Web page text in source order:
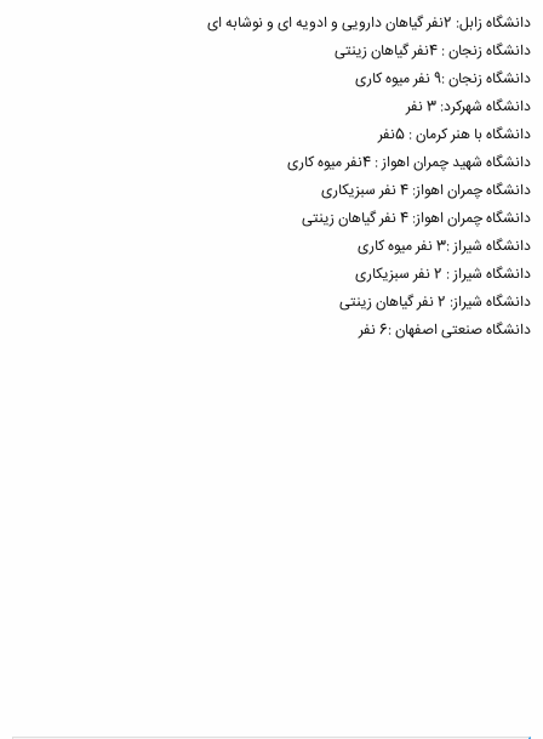
دانشگاه زابل: 2نفر گیاهان دارویی و ادویه ای و نوشابه ای
دانشگاه زنجان : 4نفر گیاهان زینتی
دانشگاه زنجان :9 نفر میوه کاری
دانشگاه شهرکرد: 3 نفر
دانشگاه با هنر کرمان : 5نفر
دانشگاه شهید چمران اهواز : 4نفر میوه کاری
دانشگاه چمران اهواز: 4 نفر سبزیکاری
دانشگاه چمران اهواز: 4 نفر گیاهان زینتی
دانشگاه شیراز :3 نفر میوه کاری
دانشگاه شیراز : 2 نفر سبزیکاری
دانشگاه شیراز: 2 نفر گیاهان زینتی
دانشگاه صنعتی اصفهان :6 نفر